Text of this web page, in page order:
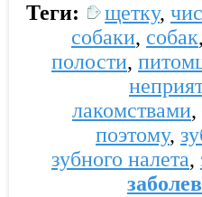
Теги: щетку,
собаки, собак,
полости,
лакомствами,
поэтому,
зубного налета,